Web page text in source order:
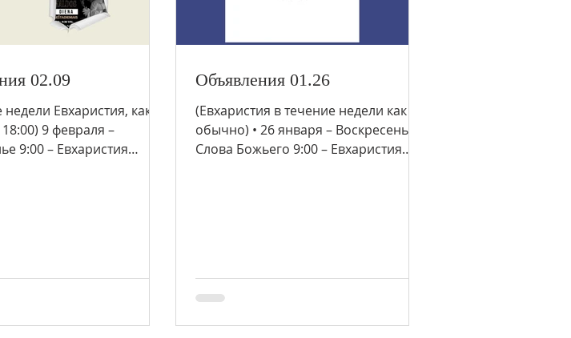
02.09
Евхаристия, как
9 февраля –
9:00 – Евхаристия
Объявления 01.26
(Евхаристия в течение недели как
обычно) • 26 января – Воскресенье
Слова Божьего 9:00 – Евхаристия